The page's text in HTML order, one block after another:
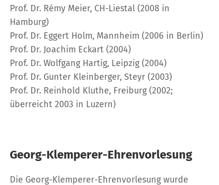
Prof. Dr. Rémy Meier, CH-Liestal (2008 in
Hamburg)
Prof. Dr. Eggert Holm, Mannheim (2006 in Berlin)
Prof. Dr. Joachim Eckart (2004)
Prof. Dr. Wolfgang Hartig, Leipzig (2004)
Prof. Dr. Gunter Kleinberger, Steyr (2003)
Prof. Dr. Reinhold Kluthe, Freiburg (2002;
überreicht 2003 in Luzern)
Georg-Klemperer-Ehrenvorlesung
Die Georg-Klemperer-Ehrenvorlesung wurde